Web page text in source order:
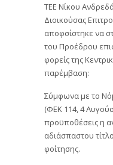
ΤΕΕ Νίκου
Διοικούσας
αποφσίστηκε να
του Προέδρου
φορείς της
παρέμβαση:
Σύμφωνα με το
(ΦΕΚ 114, 4
προϋποθέσεις η
αδιάσπαστου
φοίτησης.